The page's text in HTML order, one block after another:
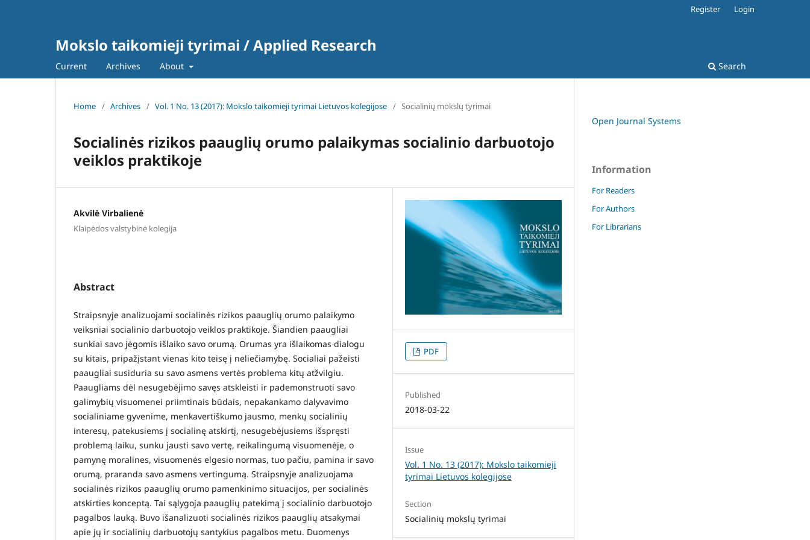
Mokslo taikomieji tyrimai / Applied Research
Current Archives About Search
Register Login
Home / Archives / Vol. 1 No. 13 (2017): Mokslo taikomieji tyrimai Lietuvos kolegijose / Socialinių mokslų tyrimai
Socialinės rizikos paauglių orumo palaikymas socialinio darbuotojo
veiklos praktikoje
Akvilė Virbalienė
Klaipėdos valstybinė kolegija
Abstract
Straipsnyje analizuojami socialinės rizikos paauglių orumo palaikymo
veiksniai socialinio darbuotojo veiklos praktikoje. Šiandien paaugliai
sunkiai savo jėgomis išlaiko savo orumą. Orumas yra išlaikomas dialogu
su kitais, pripažįstant vienas kito teisę į neliečiamybę. Socialiai pažeisti
paaugliai susiduria su savo asmens vertės problema kitų atžvilgiu.
Paaugliams dėl nesugebėjimo savęs atskleisti ir pademonstruoti savo
galimybių visuomenei priimtinais būdais, nepakankamo dalyvavimo
socialiniame gyvenime, menkavertiškumo jausmo, menkų socialinių
interesų, patekusiems į socialinę atskirtį, nesugebėjusiems išspręsti
problemą laiku, sunku jausti savo vertę, reikalingumą visuomenėje, o
pamynę moralines, visuomenės elgesio normas, tuo pačiu, pamina ir savo
orumą, praranda savo asmens vertingumą. Straipsnyje analizuojama
socialinės rizikos paauglių orumo pamenkinimo situacijos, per socialinės
atskirties konceptą. Tai sąlygoja paauglių patekimą į socialinio darbuotojo
pagalbos lauką. Buvo išanalizuoti socialinės rizikos paauglių atsakymai
apie jų ir socialinių darbuotojų santykius pagalbos metu. Duomenys
PDF
Published
2018-03-22
Issue
Vol. 1 No. 13 (2017): Mokslo taikomieji
tyrimai Lietuvos kolegijose
Section
Socialinių mokslų tyrimai
Open Journal Systems
Information
For Readers
For Authors
For Librarians